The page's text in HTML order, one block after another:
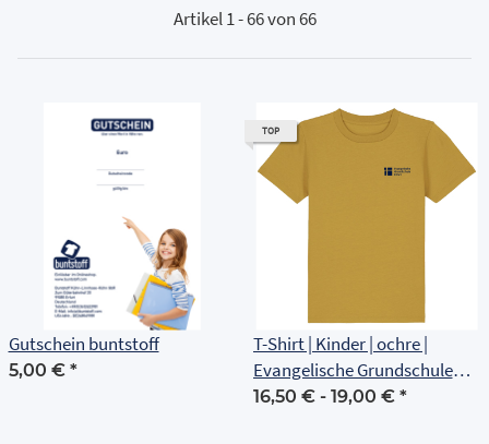
Artikel 1 - 66 von 66
Gutschein buntstoff
5,00 € *
TOP
T-Shirt | Kinder | ochre |
Evangelische Grundschule
Erfurt
16,50 € - 19,00 € *